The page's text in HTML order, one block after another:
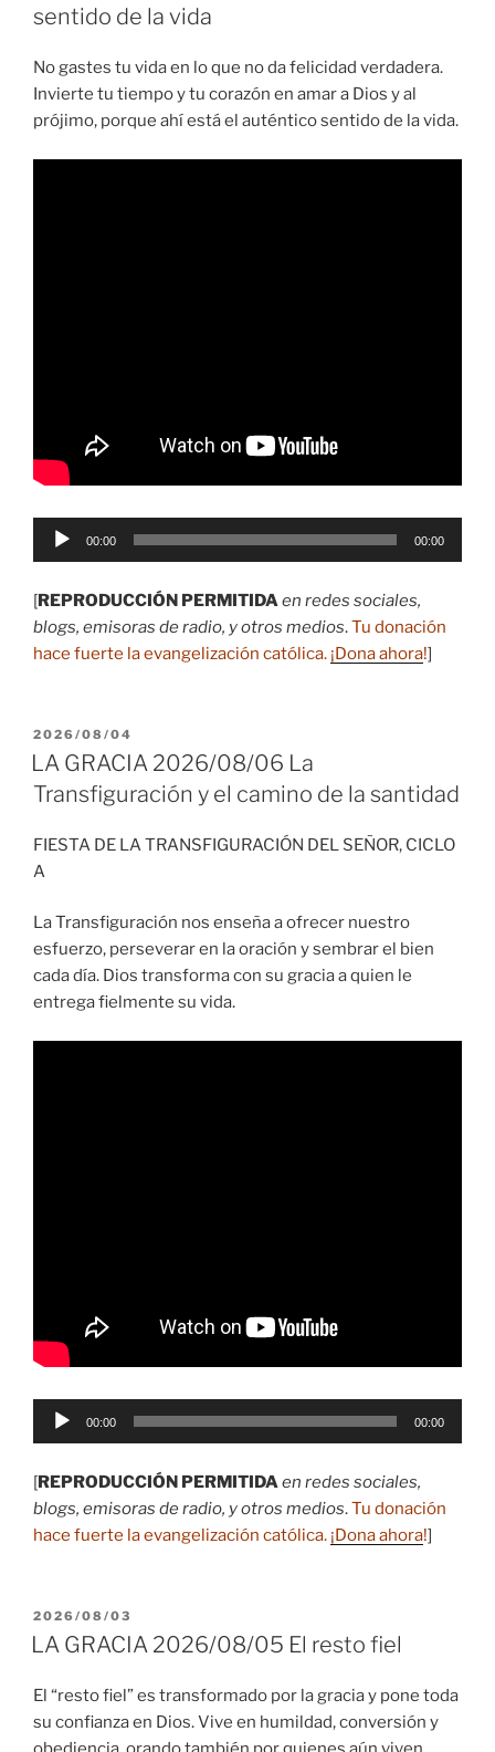
sentido de la vida
No gastes tu vida en lo que no da felicidad verdadera.
Invierte tu tiempo y tu corazón en amar a Dios y al
prójimo, porque ahí está el auténtico sentido de la vida.
Reproductor
00:00 00:00
[REPRODUCCIÓN PERMITIDA en redes sociales,
blogs, emisoras de radio, y otros medios.Tu donación
hace fuerte la evangelización católica. ¡Dona ahora!]
PUBLICADO
EL
2026/08/04
LA GRACIA 2026/08/06 La
Transfiguración y el camino de la santidad
FIESTA DE LA TRANSFIGURACIÓN DEL SEÑOR, CICLO
A
La Transfiguración nos enseña a ofrecer nuestro
esfuerzo, perseverar en la oración y sembrar el bien
cada día. Dios transforma con su gracia a quien le
entrega fielmente su vida.
Reproductor
00:00 00:00
[REPRODUCCIÓN PERMITIDAen redes sociales,
blogs, emisoras de radio, y otros medios.Tu donación
hace fuerte la evangelización católica. ¡Dona ahora!]
PUBLICADO
EL
2026/08/03
LA GRACIA 2026/08/05 El resto fiel
El “resto fiel” es transformado por la gracia y pone toda
su confianza en Dios. Vive en humildad, conversión y